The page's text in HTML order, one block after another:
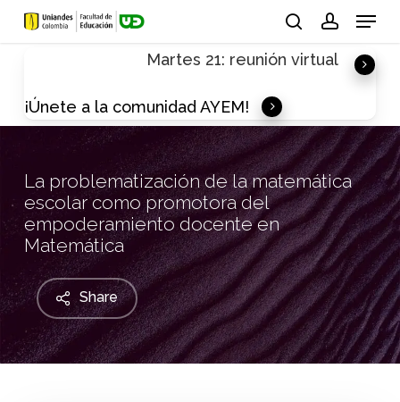
Skip
Menu
Martes 21: reunión virtual
¡Únete a la comunidad AYEM!
La problematización de la matemática
escolar como promotora del
empoderamiento docente en
Matemática
Share